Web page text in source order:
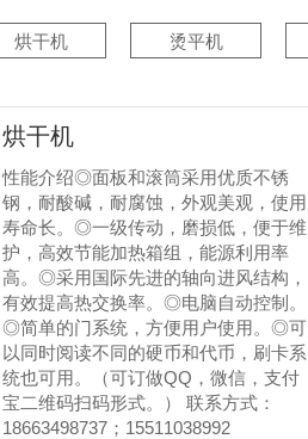
烘干机 烫平机
烘干机
性能介绍◎面板和滚筒采用优质不锈
钢，耐酸碱，耐腐蚀，外观美观，使用
寿命长。◎一级传动，磨损低，便于维
护，高效节能加热箱组，能源利用率
高。◎采用国际先进的轴向进风结构，
有效提高热交换率。◎电脑自动控制。
◎简单的门系统，方便用户使用。◎可
以同时阅读不同的硬币和代币，刷卡系
统也可用。（可订做QQ，微信，支付
宝二维码扫码形式。） 联系方式：
18663498737；15511038992